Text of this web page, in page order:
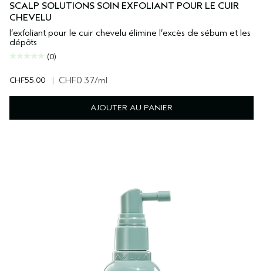
SCALP SOLUTIONS SOIN EXFOLIANT POUR LE CUIR
CHEVELU
l’exfoliant pour le cuir chevelu élimine l’excès de sébum et les
dépôts
(0)
CHF55.00 | CHF0.37/ml
AJOUTER AU PANIER